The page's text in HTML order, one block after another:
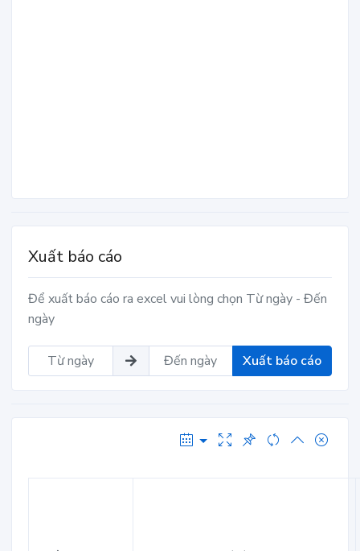
Xuất báo cáo
Để xuất báo cáo ra excel vui lòng chọn Từ ngày - Đến
ngày
Xuất báo cáo